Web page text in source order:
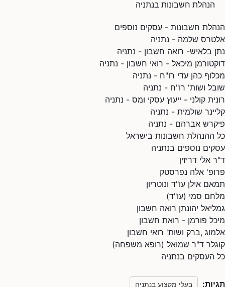
הנהלת חשבונות בנתניה
הנהלת חשבונות - עסקים נוספים
אלטרס שלמה - נתניה
נתן בלאיש- רואה חשבון - נתניה
דוקטורמן מיכאל - רואי חשבון - נתניה
מכלוף כהן עדי רו"ח - נתניה
שובל ושות' רו"ח - נתניה
רונית קולני - ייעוץ עסקי ומס - נתניה
קליינר שולמית - נתניה
פיקרש אברהם - נתניה
כל ההנהלת חשבונות בישראל
עסקים נוספים בנתניה
ד"ר אלי דריזין
פרופ' אלה נפרסטק
תמאם אילן עו"ד ונוטריון
מלחם סמי (עו"ד)
גמליאל יהונתן רואה חשבון
מיכל פורמן - רואת חשבון
אלמוג ,ברק ושות' רואי חשבון
קוגלר ד"ר שמואל (רופא משפחה)
כל העסקים בנתניה
תגיות: בעלי מקצוע בנתניה